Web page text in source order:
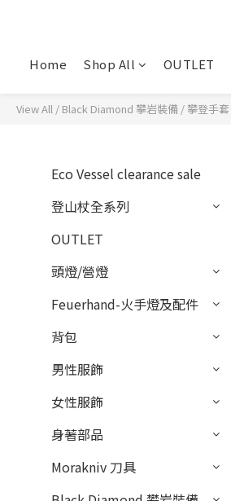
Home Shop All OUTLET
View All / Black Diamond 攀岩裝備 / 攀登手套
Eco Vessel clearance sale
登山杖全系列
OUTLET
頭燈/營燈
Feuerhand-火手燈及配件
背包
男性服飾
女性服飾
身著部品
Morakniv 刀具